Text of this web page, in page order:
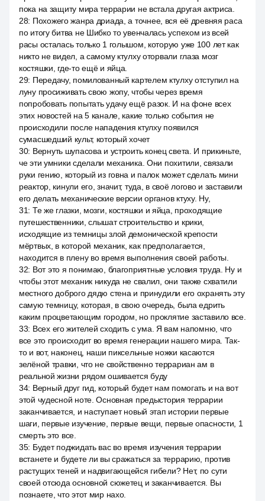
пока на защиту мира террарии не встала другая актриса.
28: Похожего жанра дриада, а точнее, вся её древняя раса
по итогу битва не Шибко то увенчалась успехом из всей
расы осталась только 1 голышом, которую уже 100 лет как
никто не видел, а самому ктулху оторвали глаза мозг
костяшки, где-то ещё и яйца.
29: Передачу, помилованный картелем ктулху отступил на
луну просиживать свою жопу, чтобы через время
попробовать попытать удачу ещё разок. И на фоне всех
этих новостей на 5 канале, какие только события не
происходили после нападения ктулху появился
сумасшедший культ, который хочет
30: Вернуть шупасова и устроить конец света. И прикиньте,
че эти умники сделали механика. Они похитили, связали
руки гению, который из говна и палок может сделать мини
реактор, кинули его, значит, туда, в своё логово и заставили
его делать механические версии органов ктуху. Ну,
31: Те же глазки, мозги, костяшки и яйца, проходящие
путешественники, слышат строительство и крики,
исходящие из темницы злой демонической крепости
мёртвых, в которой механик, как предполагается,
находится в плену во время выполнения своей работы.
32: Вот это я понимаю, благоприятные условия труда. Ну и
чтобы этот механик никуда не свалил, они также схватили
местного доброго дядю стена и принудили его охранять эту
самую темницу, которая, в свою очередь, была едрить
каким процветающим городом, но проклятие заставило все.
33: Всех его жителей сходить с ума. Я вам напомню, что
все это происходит во время генерации нашего мира. Так-
то и вот, наконец, наши пиксельные ножки касаются
зелёной травки, что не свойственно террариан ам в
реальной жизни рядом ошивается буду
34: Верный друг гид, который будет нам помогать и на вот
этой чудесной ноте. Основная предыстория террарии
заканчивается, и наступает новый этап истории первые
шаги, первые изучение, первые вещи, первые опасности, 1
смерть это все.
35: Будет поджидать вас во время изучения террарии
встанете и будете ли вы сражаться за террарию, против
растущих теней и надвигающейся гибели? Нет, по сути
своей отсюда основной сюжетец и заканчивается. Вы
познаете, что этот мир нахо.